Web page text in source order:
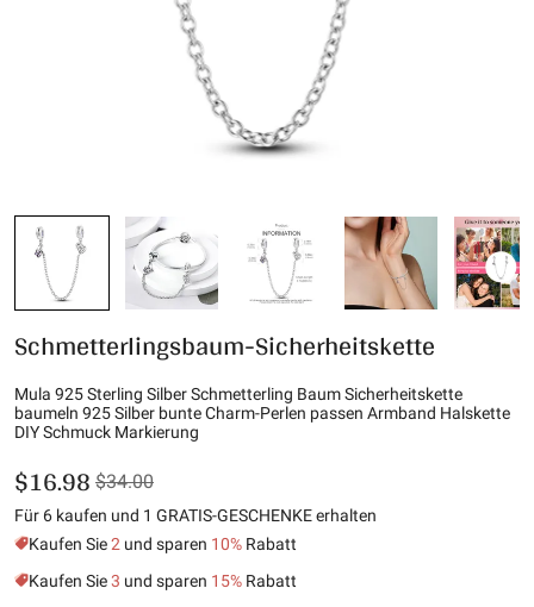
Schmetterlingsbaum-Sicherheitskette
Mula 925 Sterling Silber Schmetterling Baum Sicherheitskette
baumeln 925 Silber bunte Charm-Perlen passen Armband Halskette
DIY Schmuck Markierung
$16.98 $34.00
Für 6 kaufen und 1 GRATIS-GESCHENKE erhalten
Kaufen Sie2 und sparen 10% Rabatt
Kaufen Sie3 und sparen 15% Rabatt